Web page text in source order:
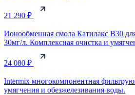
21 290 ₽
Ионообменная смола Катилакс В30
30мг/л. Комплексная очистка и
24 080 ₽
Intermix многокомпонентная
умягчения и обезжелезивания воды.